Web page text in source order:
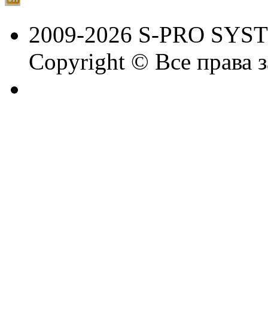
2009-2026 S-PRO
Copyright © Все права